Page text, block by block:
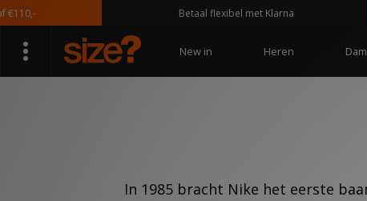
Betaal flexibel met Klarna
New in Heren
In 1985 bracht Nike het eerste